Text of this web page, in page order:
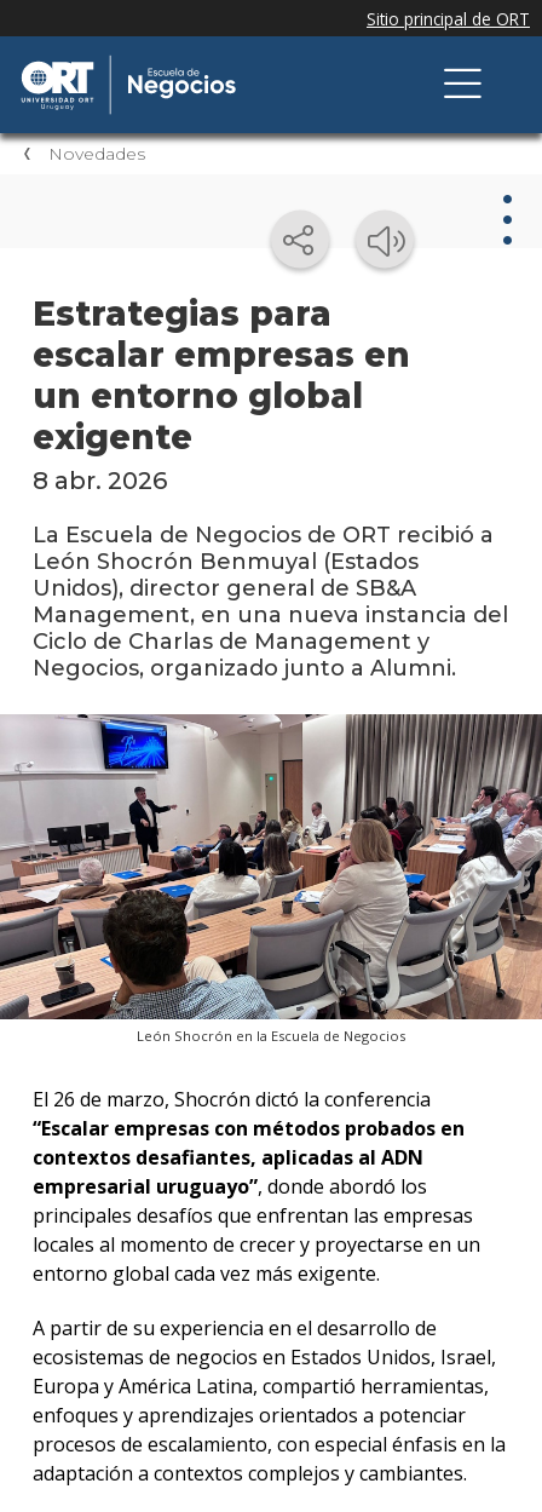
Novedades
Estrategias para
escalar empresas en
un entorno global
exigente
de
8 abr. 2026
La Escuela de Negocios de ORT recibió a
León Shocrón Benmuyal (Estados
Unidos), director general de SB&A
Management, en una nueva instancia del
Ciclo de Charlas de Management y
Negocios, organizado junto a Alumni.
León Shocrón en la Escuela de Negocios
El 26 de marzo, Shocrón dictó la conferencia
“Escalar empresas con métodos probados en
contextos desafiantes, aplicadas al ADN
empresarial uruguayo”, donde abordó los
principales desafíos que enfrentan las empresas
locales al momento de crecer y proyectarse en un
entorno global cada vez más exigente.
A partir de su experiencia en el desarrollo de
ecosistemas de negocios en Estados Unidos, Israel,
Europa y América Latina, compartió herramientas,
enfoques y aprendizajes orientados a potenciar
procesos de escalamiento, con especial énfasis en la
adaptación a contextos complejos y cambiantes.